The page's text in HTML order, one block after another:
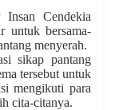
Cendekia
untuk bersama-
menyerah.
sikap pantang
tersebut untuk
mengikuti para
cita-citanya.